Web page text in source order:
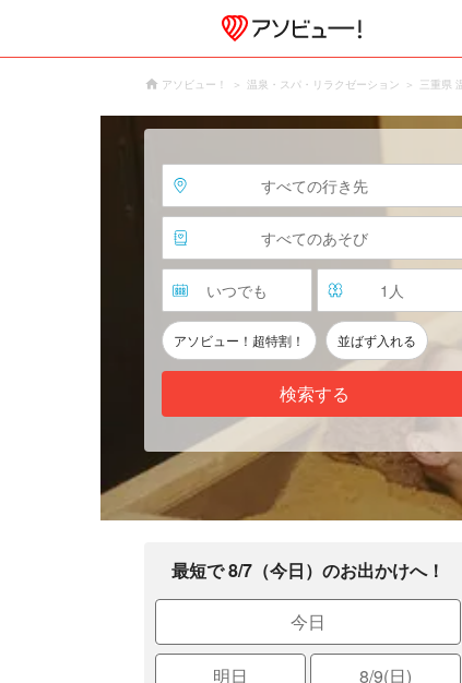
アソビュー！ 温泉・スパ・リラクゼーション 三重県
すべての行き先
すべてのあそび
いつでも 1 人
アソビュー！超特割！ 並ばず入れる
検索する
最短で 8/7（今日）のお出かけへ！
今日
明日 8/9(日)